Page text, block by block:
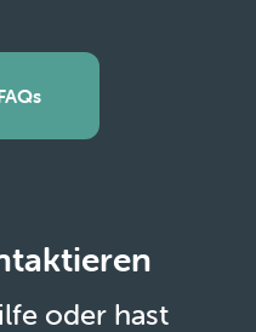
oder hast